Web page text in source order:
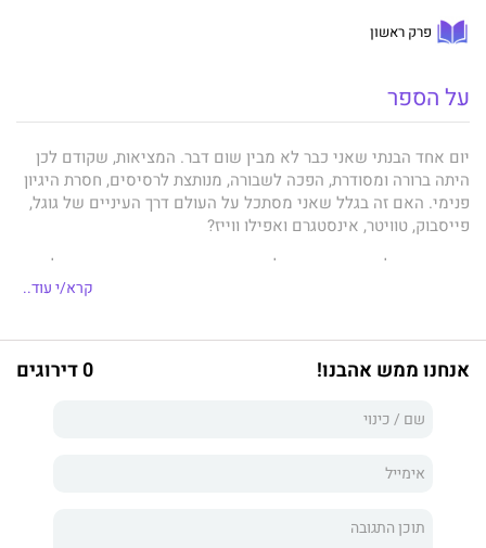
פרק ראשון
על הספר
יום אחד הבנתי שאני כבר לא מבין שום דבר. המציאות, שקודם לכן
היתה ברורה ומסודרת, הפכה לשבורה, מנותצת לרסיסים, חסרת היגיון
פנימי. האם זה בגלל שאני מסתכל על העולם דרך העיניים של גוגל,
פייסבוק, טוויטר, אינסטגרם ואפילו ווייז?
זו תקופה נפלאה, שבה הטכנולוגיה מאפשרת חיים הרבה יותר קלים.
קליק אחד, וקשרים ישנים מתחדשים. קליק אחד, וקשרים חדשים
סוערים מתלהטים.
בקליק אנחנו מקצרים את הנסיעה לכל מקום, בקליק אנחנו צופים
יותר — בקליק אנחנו מקבלים תשובה לכל שאלה.
זו תקופה נפלאה — וגם מבהילה. כי כשהטכנולוגיה נותנת, היא גם
לוקחת, והמחיר שאנחנו משלמים עליה גבוה, ועלול להיות עוד גבוה
קרא/י עוד..
אנחנו ממש אהבנו! 0 דירוגים